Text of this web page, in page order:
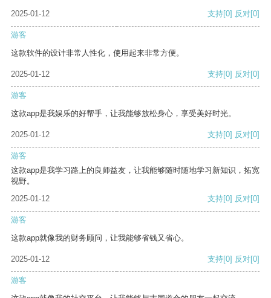
2025-01-12 支持[0] 反对[0]
游客
这款软件的设计非常人性化，使用起来非常方便。
2025-01-12 支持[0] 反对[0]
游客
这款app是我娱乐的好帮手，让我能够放松身心，享受美好时光。
2025-01-12 支持[0] 反对[0]
游客
这款app是我学习路上的良师益友，让我能够随时随地学习新知识，拓宽
视野。
2025-01-12
支持[0] 反对[0]
游客
这款app就像我的财务顾问，让我能够省钱又省心。
2025-01-12 支持[0] 反对[0]
游客